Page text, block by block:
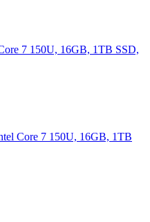
7 150U, 16GB, 1TB SSD,